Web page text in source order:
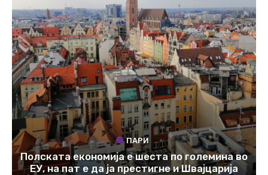
ПАРИ
Полската економија е шеста по големина во
ЕУ, на пат е да ја престигне и Швајцарија